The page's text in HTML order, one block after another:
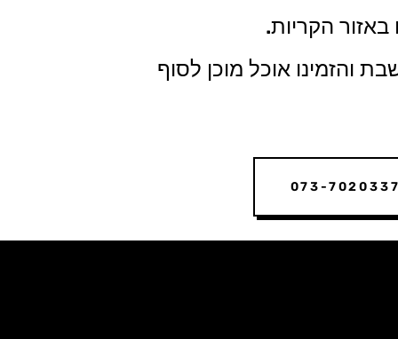
הקריות.
והזמינו אוכל מוכן לסוף
073-7020337